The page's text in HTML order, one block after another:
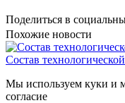
Поделиться в
Похожие новости
Состав
Мы используем куки и
согласие